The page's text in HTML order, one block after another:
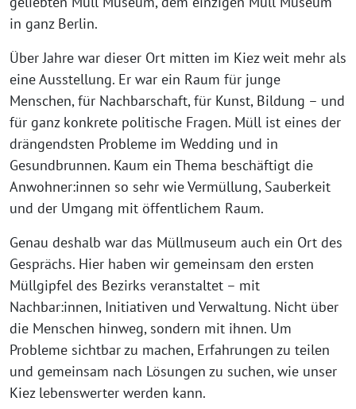
in ganz Berlin.
Über Jahre war dieser Ort mitten im Kiez weit mehr als
eine Ausstellung. Er war ein Raum für junge
Menschen, für Nachbarschaft, für Kunst, Bildung – und
für ganz konkrete politische Fragen. Müll ist eines der
drängendsten Probleme im Wedding und in
Gesundbrunnen. Kaum ein Thema beschäftigt die
Anwohner:innen so sehr wie Vermüllung, Sauberkeit
und der Umgang mit öffentlichem Raum.
Genau deshalb war das Müllmuseum auch ein Ort des
Gesprächs. Hier haben wir gemeinsam den ersten
Müllgipfel des Bezirks veranstaltet – mit
Nachbar:innen, Initiativen und Verwaltung. Nicht über
die Menschen hinweg, sondern mit ihnen. Um
Probleme sichtbar zu machen, Erfahrungen zu teilen
und gemeinsam nach Lösungen zu suchen, wie unser
Kiez lebenswerter werden kann.